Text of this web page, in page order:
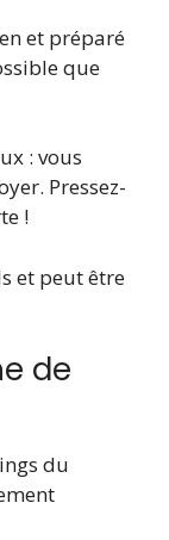
et préparé
que
: vous
Pressez-
!
et peut être
de
du